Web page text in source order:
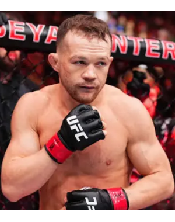
თანამთავარ ჩხუბში ბიძინა
იქნება ლუთანდო
პრელიმზე, რიგით მე-3 ბრძოლაში